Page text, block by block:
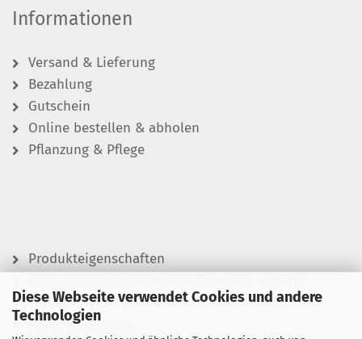
Diese Webseite verwendet Cookies und andere
Technologien
Informationen
Versand & Lieferung
Bezahlung
Gutschein
Online bestellen & abholen
Pflanzung & Pflege
Produkteigenschaften
Wässern leicht gemacht
Pflanzen düngen